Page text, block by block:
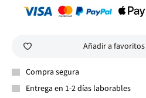
Añadir a favoritos
Compra segura
Entrega en 1-2 días laborables